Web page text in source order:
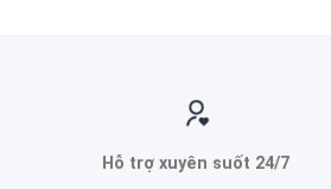
Hỗ trợ xuyên suốt 24/7